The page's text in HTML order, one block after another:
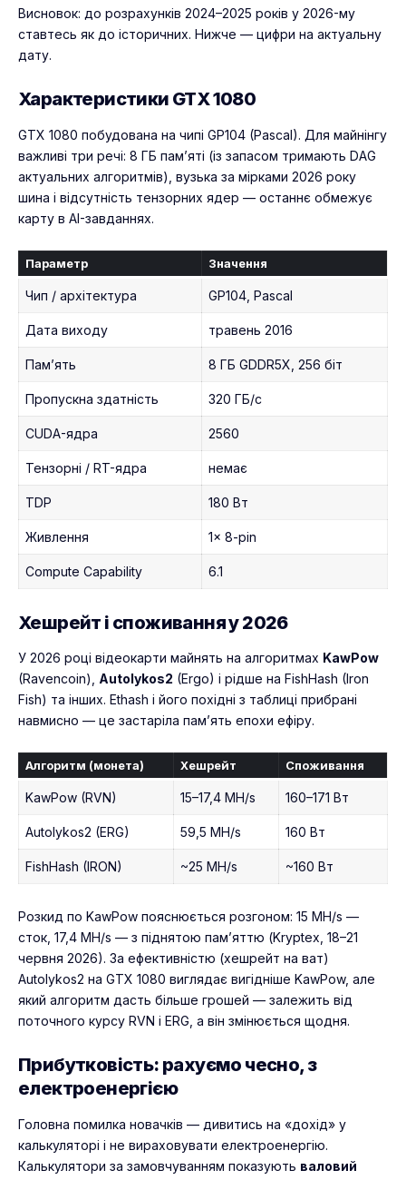
Висновок: до розрахунків 2024–2025 років у 2026-му
ставтесь як до історичних. Нижче — цифри на актуальну
дату.
Характеристики GTX 1080
GTX 1080 побудована на чипі GP104 (Pascal). Для майнінгу
важливі три речі: 8 ГБ пам’яті (із запасом тримають DAG
актуальних алгоритмів), вузька за мірками 2026 року
шина і відсутність тензорних ядер — останнє обмежує
карту в AI-завданнях.
Параметр Значення
Чип / архітектура GP104, Pascal
Дата виходу травень 2016
Пам’ять 8 ГБ GDDR5X, 256 біт
Пропускна здатність 320 ГБ/с
CUDA-ядра 2560
Тензорні / RT-ядра немає
TDP 180 Вт
Живлення 1× 8-pin
Compute Capability 6.1
Хешрейт і споживання у 2026
У 2026 році відеокарти майнять на алгоритмах KawPow
(Ravencoin), Autolykos2 (Ergo) і рідше на FishHash (Iron
Fish) та інших. Ethash і його похідні з таблиці прибрані
навмисно — це застаріла пам’ять епохи ефіру.
Алгоритм (монета) Хешрейт Споживання
KawPow (RVN) 15–17,4 MH/s 160–171 Вт
Autolykos2 (ERG) 59,5 MH/s 160 Вт
FishHash (IRON) ~25 MH/s ~160 Вт
Розкид по KawPow пояснюється розгоном: 15 MH/s —
сток, 17,4 MH/s — з піднятою пам’яттю (Kryptex, 18–21
червня 2026). За ефективністю (хешрейт на ват)
Autolykos2 на GTX 1080 виглядає вигідніше KawPow, але
який алгоритм дасть більше грошей — залежить від
поточного курсу RVN і ERG, а він змінюється щодня.
Прибутковість: рахуємо чесно, з
електроенергією
Головна помилка новачків — дивитись на «дохід» у
калькуляторі і не вираховувати електроенергію.
Калькулятори за замовчуванням показують валовий